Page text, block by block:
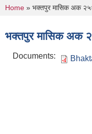
You are here
Home » भक्तपुर मासिक अक
भक्तपुर मासिक अक
Documents: